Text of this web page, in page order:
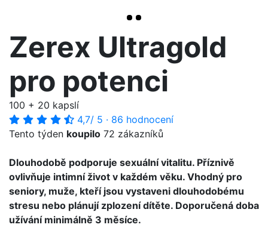
Zerex Ultragold
pro potenci
100 + 20 kapslí
4,7/ 5 · 86 hodnocení
Tento týden koupilo 72 zákazníků
Dlouhodobě podporuje sexuální vitalitu. Příznivě
ovlivňuje intimní život v každém věku. Vhodný pro
seniory, muže, kteří jsou vystaveni dlouhodobému
stresu nebo plánují zplození dítěte. Doporučená doba
užívání minimálně 3 měsíce.